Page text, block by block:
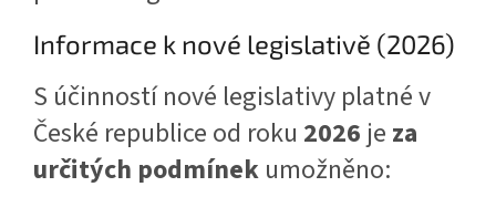
Informace k nové legislativě (2026)
S účinností nové legislativy platné v
České republice od roku 2026 je za
určitých podmínek umožněno: